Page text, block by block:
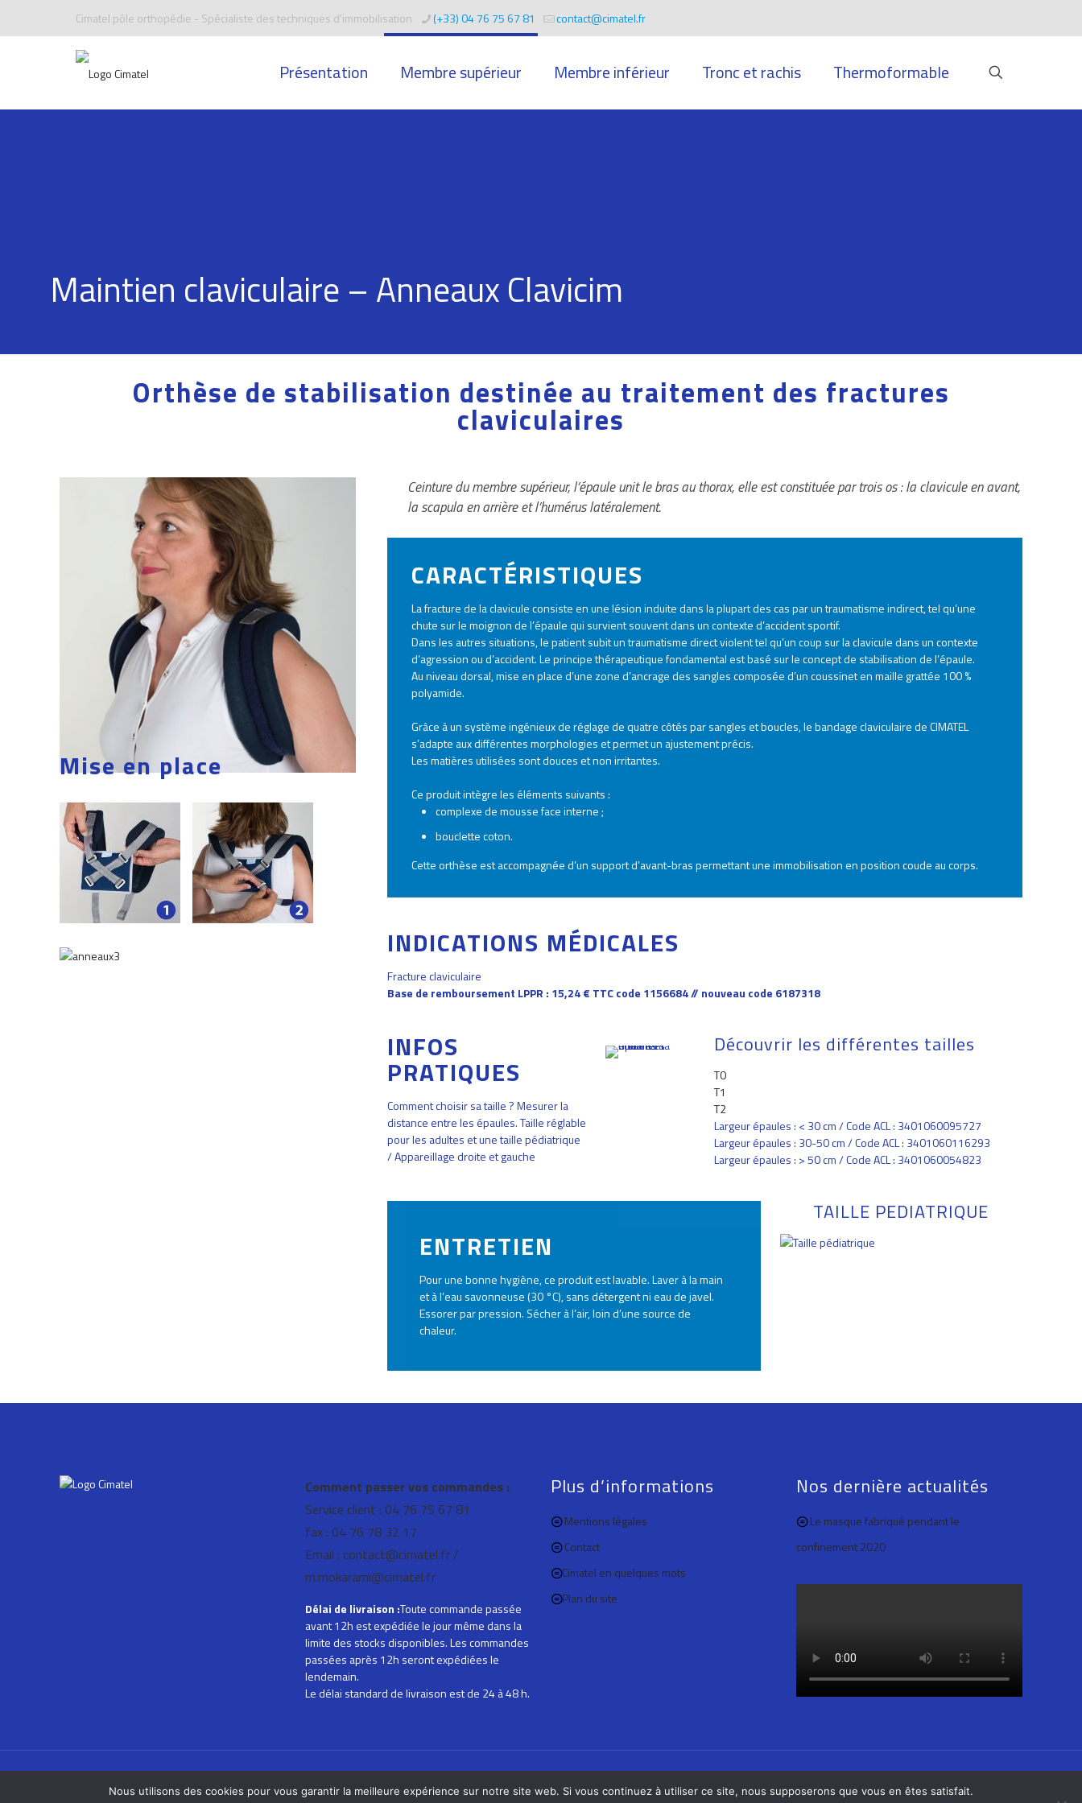
Cimatel pôle orthopédie - Spécialiste des techniques d'immobilisation (+33) 04 76 75 67 81 contact@cimatel.fr
Présentation Membre supérieur Membre inférieur Tronc et rachis Thermoformable
Maintien claviculaire – Anneaux Clavicim
Orthèse de stabilisation destinée au traitement des fractures
claviculaires
Mise en place
Ceinture du membre supérieur, l’épaule unit le bras au thorax, elle est constituée par trois os : la clavicule en avant,
la scapula en arrière et l’humérus latéralement.
CARACTÉRISTIQUES
La fracture de la clavicule consiste en une lésion induite dans la plupart des cas par un traumatisme indirect, tel qu’une
chute sur le moignon de l’épaule qui survient souvent dans un contexte d’accident sportif.
Dans les autres situations, le patient subit un traumatisme direct violent tel qu’un coup sur la clavicule dans un contexte
d’agression ou d’accident.Le principe thérapeutique fondamental est basé sur le concept de stabilisation de l’épaule.
Au niveau dorsal, mise en place d’une zone d’ancrage des sangles composée d’un coussinet en maille grattée 100 %
polyamide.
Grâce à un système ingénieux de réglage de quatre côtés par sangles et boucles, le bandage claviculaire de CIMATEL
s’adapte aux différentes morphologies et permet un ajustement précis.
Les matières utilisées sont douces et non irritantes.
Ce produit intègre les éléments suivants :
complexe de mousse face interne ;
bouclette coton.
Cette orthèse est accompagnée d’un support d’avant-bras permettant une immobilisation en position coude au corps.
INDICATIONS MÉDICALES
Fracture claviculaire
Base de remboursement LPPR : 15,24 € TTC code 1156684 // nouveau code 6187318
INFOS
PRATIQUES
Comment choisir sa taille ? Mesurer la
distance entre les épaules. Taille réglable
pour les adultes et une taille pédiatrique
/ Appareillage droite et gauche
Découvrir les différentes tailles
T0
T1
T2
Largeur épaules : < 30 cm / Code ACL : 3401060095727
Largeur épaules : 30-50 cm / Code ACL : 3401060116293
Largeur épaules : > 50 cm / Code ACL : 3401060054823
ENTRETIEN
Pour une bonne hygiène, ce produit est lavable. Laver à la main
et à l’eau savonneuse (30 °C), sans détergent ni eau de javel.
Essorer par pression. Sécher à l’air, loin d’une source de
chaleur.
TAILLE PEDIATRIQUE
Comment passer vos commandes :
Service client : 04 76 75 67 81
fax : 04 76 78 32 17
Email : contact@cimatel.fr /
m.mokarami@cimatel.fr
Délai de livraison :Toute commande passée
avant 12h est expédiée le jour même dans la
limite des stocks disponibles. Les commandes
passées après 12h seront expédiées le
lendemain.
Le délai standard de livraison est de 24 à 48 h.
Plus d’informations
Mentions légales
Contact
Cimatel en quelques mots
Plan du site
Nos dernière actualités
Le masque fabriqué pendant le
confinement 2020
© 2021 Cimatel, tous droits réservés.
Nous utilisons des cookies pour vous garantir la meilleure expérience sur notre site web. Si vous continuez à utiliser ce site, nous supposerons que vous en êtes satisfait.